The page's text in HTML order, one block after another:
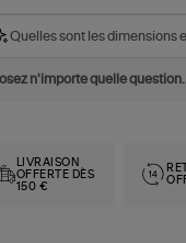
Quelles sont les dimensions
LIVRAISON
OFFERTE DÈS
150 €